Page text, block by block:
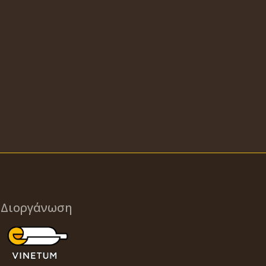
Διοργάνωση